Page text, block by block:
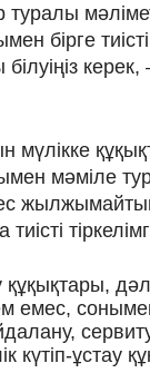
бірге
мәміле
емес,
күтіп-ұстау